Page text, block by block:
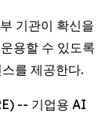
기관이 확신을
용할 수 있도록
를 제공한다.
-- 기업용 AI